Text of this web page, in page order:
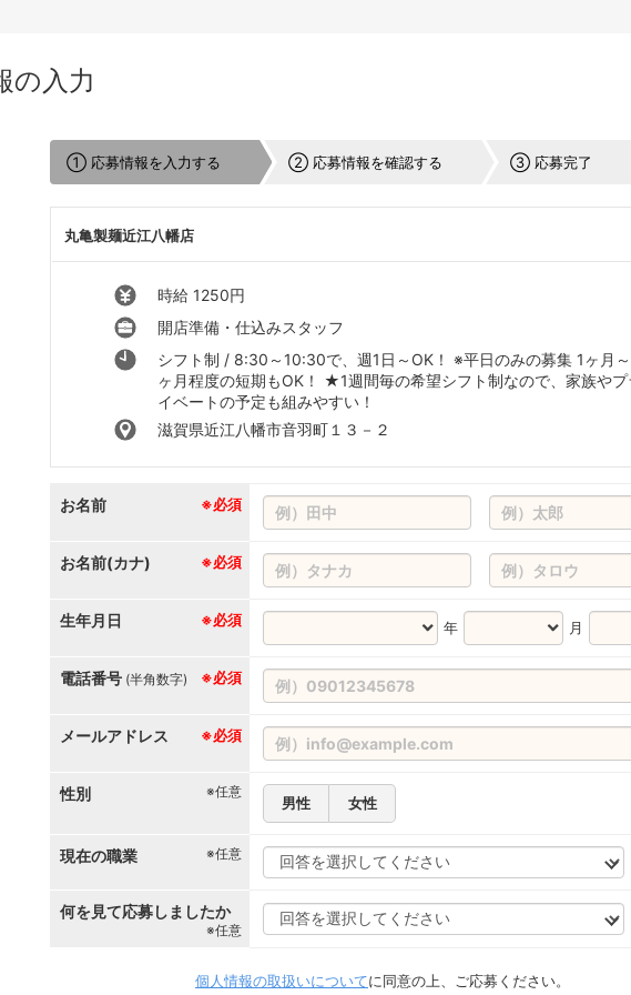
の入力
① 応募情報を入力する ② 応募情報を確認する ③ 応募完了
丸亀製麺近江八幡店
時給 1250円
開店準備・仕込みスタッフ
シフト制 / 8:30～10:30で、週1日～OK！ ※平日のみの募集 1ヶ月
ヶ月程度の短期もOK！ ★1週間毎の希望シフト制なので、家族やプ
イベートの予定も組みやすい！
滋賀県近江八幡市音羽町１３－２
お名前 ※必須
お名前(カナ) ※必須
生年月日 ※必須 年 月
電話番号 ※必須
(半角数字)
メールアドレス ※必須
性別 ※任意
男性 女性
現在の職業 ※任意
何を見て応募しましたか
※任意
個人情報の取扱いについてに同意の上、ご応募ください。